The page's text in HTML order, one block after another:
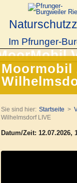
Im Pfrunger-
Moormobil
Sie sind hier: Startseite
Wilhelmsdorf LIVE
Datum/Zeit: 12.07.2026,